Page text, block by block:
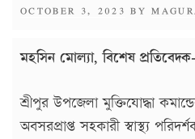
POSTED
OCTOBER 3, 2023 BY
মহসিন মোল্যা, বিশেষ
শ্রীপুর উপজেলা মুক্তিযোদ্ধা
অবসরপ্রাপ্ত সহকারী স্বাস্থ্য